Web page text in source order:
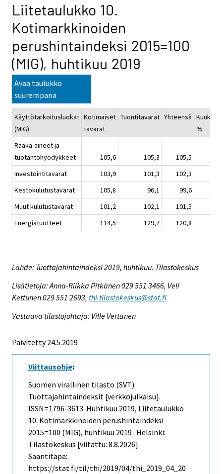
Liitetaulukko 10.
Kotimarkkinoiden
perushintaindeksi 2015=100
(MIG), huhtikuu 2019
Avaa taulukko
suurempana
Käyttötarkoitusluokat
(MIG)
Kotimaiset
tavarat
Tuontitavarat Yhteensä
%
Raaka-aineet ja
tuotantohyödykkeet
105,6 105,3
105,5
Investointitavarat
103,9 101,3
102,3
Kestokulutustavarat
105,8 96,1
99,6
Muut kulutustavarat
101,2 102,1
101,5
Energiatuotteet
114,5 129,7 120,8
Lähde: Tuottajahintaindeksi 2019, huhtikuu. Tilastokeskus
Lisätietoja: Anna-Riikka Pitkänen 029 551 3466, Veli
Kettunen 029 551 2693, thi.tilastokeskus@stat.fi
Vastaava tilastojohtaja: Ville Vertanen
Päivitetty 24.5.2019
Viittausohje:
Suomen virallinen tilasto (SVT):
Tuottajahintaindeksit [verkkojulkaisu].
ISSN=1796-3613. Huhtikuu 2019, Liitetaulukko
10. Kotimarkkinoiden perushintaindeksi
2015=100 (MIG), huhtikuu 2019 . Helsinki:
Tilastokeskus [viitattu: 8.8.2026].
Saantitapa:
https://stat.fi/til/thi/2019/04/thi_2019_04_20